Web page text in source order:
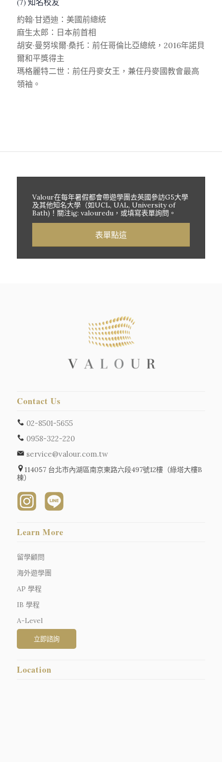
約翰·甘迺迪：美國前總統
麻生太郎：日本前首相
胡安·曼努埃爾·桑托：前任哥倫比亞總統，2016年諾貝
爾和平獎得主
瑪格麗特二世：前任丹麥女王，兼任丹麥國教會最高
領袖。
Valour在每年暑假都會帶遊學團去英國參訪G5大學
及其他知名大學（如UCL, UAL, University of
Bath)！關注ig: valouredu，或填寫表單詢問。
表單點這
Contact Us
02-8501-5655
0958-322-220
service@valour.com.tw
114057 台北市內湖區南京東路六段497號12樓（綠塔大樓B
棟）
Learn More
留學顧問
海外遊學團
AP 學程
IB 學程
A-Level
Location